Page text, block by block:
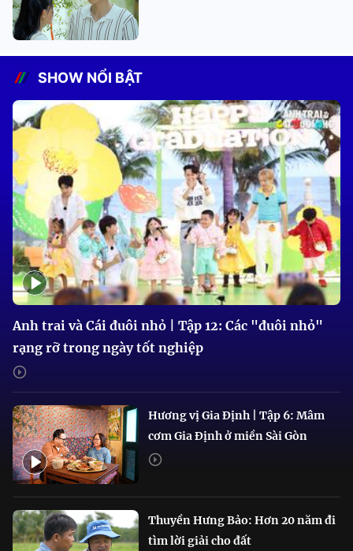
SHOW NỔI BẬT
Anh trai và Cái đuôi nhỏ | Tập 12: Các "đuôi nhỏ"
rạng rỡ trong ngày tốt nghiệp
Hương vị Gia Định | Tập 6: Mâm
cơm Gia Định ở miền Sài Gòn
Thuyền Hưng Bảo: Hơn 20 năm đi
tìm lời giải cho đất